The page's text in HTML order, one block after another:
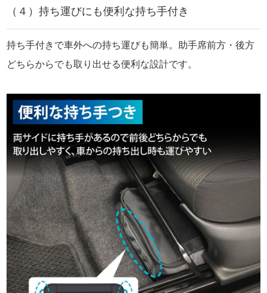
（４）持ち運びにも便利な持ち手付き
持ち手付きで車外への持ち運びも簡単。助手席前方・後方
どちらからでも取り出せる便利な設計です。